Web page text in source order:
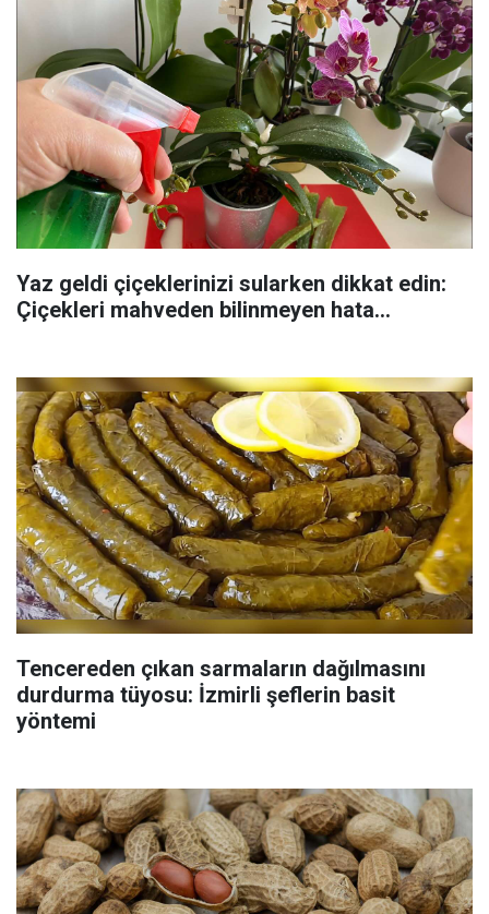
Yaz geldi çiçeklerinizi sularken dikkat edin:
Çiçekleri mahveden bilinmeyen hata...
Tencereden çıkan sarmaların dağılmasını
durdurma tüyosu: İzmirli şeflerin basit
yöntemi